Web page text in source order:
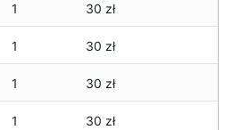
1 30 zł
1 30 zł
1 30 zł
1 30 zł